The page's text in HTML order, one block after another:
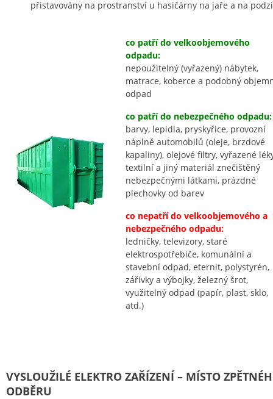
přistavovány na prostranství u hasičárny na jaře a na
co patří do velkoobjemového
odpadu:
nepoužitelný (vyřazený) nábytek,
matrace, koberce a podobný
odpad
co patří do nebezpečného odpadu:
barvy, lepidla, pryskyřice, provozní
náplně automobilů (oleje, brzdové
kapaliny), olejové filtry, vyřazené
textilní a jiný materiál znečištěný
nebezpečnými látkami, prázdné
plechovky od barev
co nepatří do velkoobjemového a
nebezpečného odpadu:
ledničky, televizory, staré
elektrospotřebiče, komunální a
stavební odpad, eternit, polystyrén,
zářivky a výbojky, železný šrot,
využitelný odpad (papír, plast, sklo,
atd.)
VYSLOUŽILÉ ELEKTRO ZAŘÍZENÍ – MÍSTO
ODBĚRU